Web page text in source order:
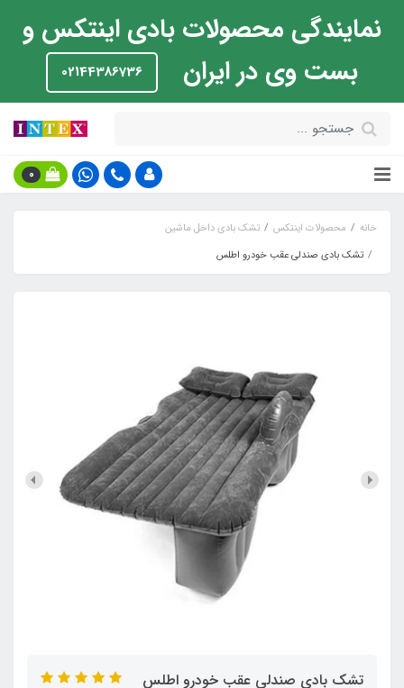
نمایندگی محصولات بادی اینتکس و
بست وی در ایران
02144386736
0
خانه محصولات اینتکس
تشک بادی داخل ماشین
تشک بادی صندلی عقب خودرو اطلس
تشک بادی صندلی عقب خودرو اطلس